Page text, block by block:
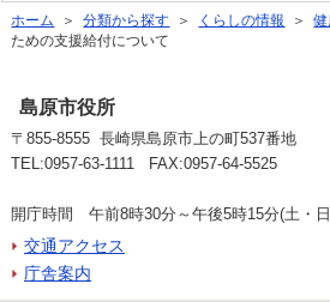
ホーム ＞分類から探す ＞ くらしの情報 ＞
ための支援給付について
島原市役所
〒855-8555 長崎県島原市上の町537番地
TEL:0957-63-1111 FAX:0957-64-5525
開庁時間 午前8時30分～午後5時15分(土・
交通アクセス
庁舎案内